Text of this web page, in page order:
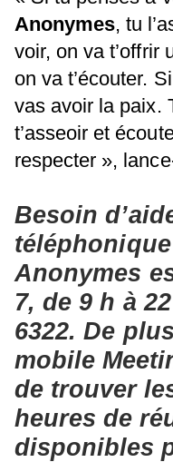
Anonymes, tu
voir, on va t’offrir
on va t’écouter.
vas avoir la paix.
t’asseoir et
respecter »,
Besoin
Anonymes
7, de 9 h à
6322. De
mobile
de trouver
heures de
disponibles